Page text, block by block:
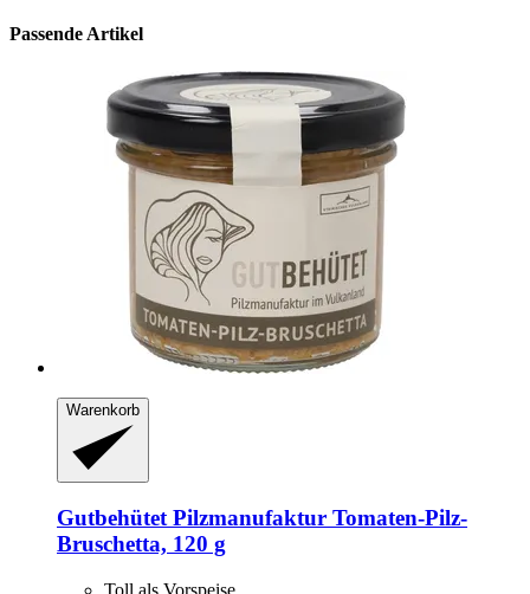
Passende Artikel
Warenkorb
Gutbehütet Pilzmanufaktur Tomaten-​Pilz-​
Bruschetta, 120 g
Toll als Vorspeise